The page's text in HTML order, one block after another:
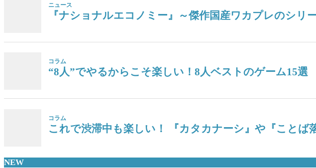
ニュース
『ナショナルエコノミー』～傑作国産ワカプレのシ
コラム
“8人”でやるからこそ楽しい！8人ベストのゲーム15選
コラム
これで渋滞中も楽しい！ 『カタカナーシ』や『こと
NEW